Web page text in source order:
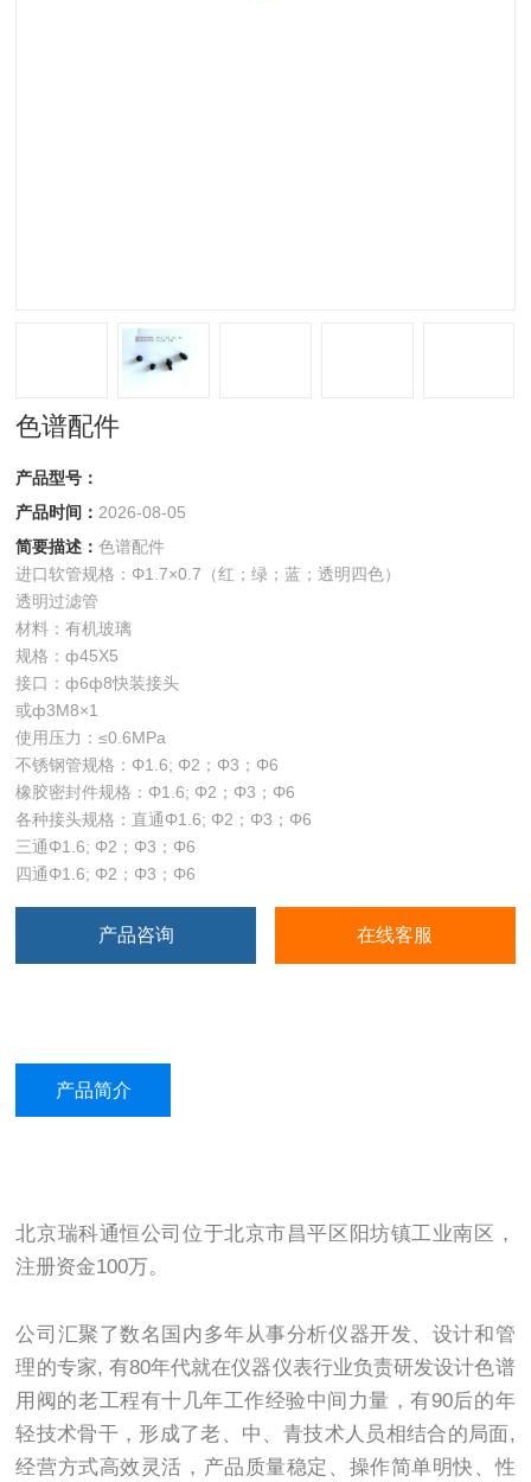
色谱配件
产品型号：
产品时间： 2026-08-05
简要描述：色谱配件
进口软管规格：Φ1.7×0.7（红；绿；蓝；透明四色）
透明过滤管
材料：有机玻璃
规格：ф45X5
接口：ф6ф8快装接头
或ф3M8×1
使用压力：≤0.6MPa
不锈钢管规格：Φ1.6; Φ2；Φ3；Φ6
橡胶密封件规格：Φ1.6; Φ2；Φ3；Φ6
各种接头规格：直通Φ1.6; Φ2；Φ3；Φ6
三通Φ1.6; Φ2；Φ3；Φ6
四通Φ1.6; Φ2；Φ3；Φ6
产品咨询 在线客服
产品简介
北京瑞科通恒公司位于北京市昌平区阳坊镇工业南区，
注册资金100万。
公司汇聚了数名国内多年从事分析仪器开发、设计和管
理的专家, 有80年代就在仪器仪表行业负责研发设计色谱
用阀的老工程有十几年工作经验中间力量，有90后的年
轻技术骨干，形成了老、中、青技术人员相结合的局面,
经营方式高效灵活，产品质量稳定、操作简单明快、性